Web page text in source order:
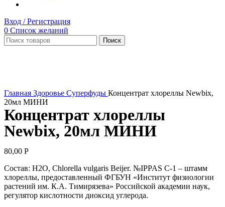
Вход / Регистрация
0 Список желаний
Поиск
Главная Здоровье Суперфуды Концентрат хлореллы Newbix,
20мл МИНИ
Концентрат хлореллы
Newbix, 20мл МИНИ
80,00 Р
Состав: H2О, Chlorella vulgaris Beijer. №IPPAS C-1 – штамм
хлореллы, предоставленный ФГБУН «Институт физиологии
растений им. К.А. Тимирязева» Российской академии наук,
регулятор кислотности диоксид углерода.